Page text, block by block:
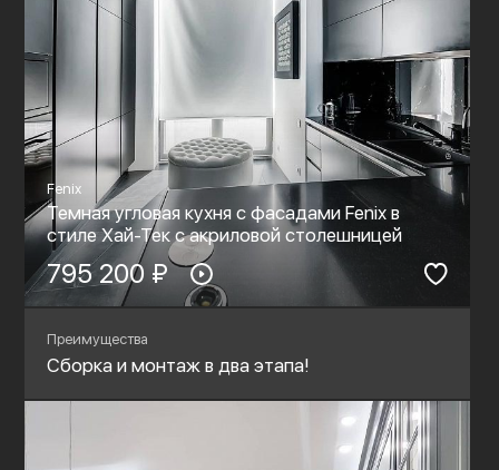
Fenix
Темная угловая кухня с фасадами Fenix в
стиле Хай-Тек c акриловой столешницей
795 200 ₽
Преимущества
Сборка и монтаж в два этапа!